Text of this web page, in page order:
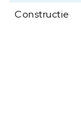
Constructie